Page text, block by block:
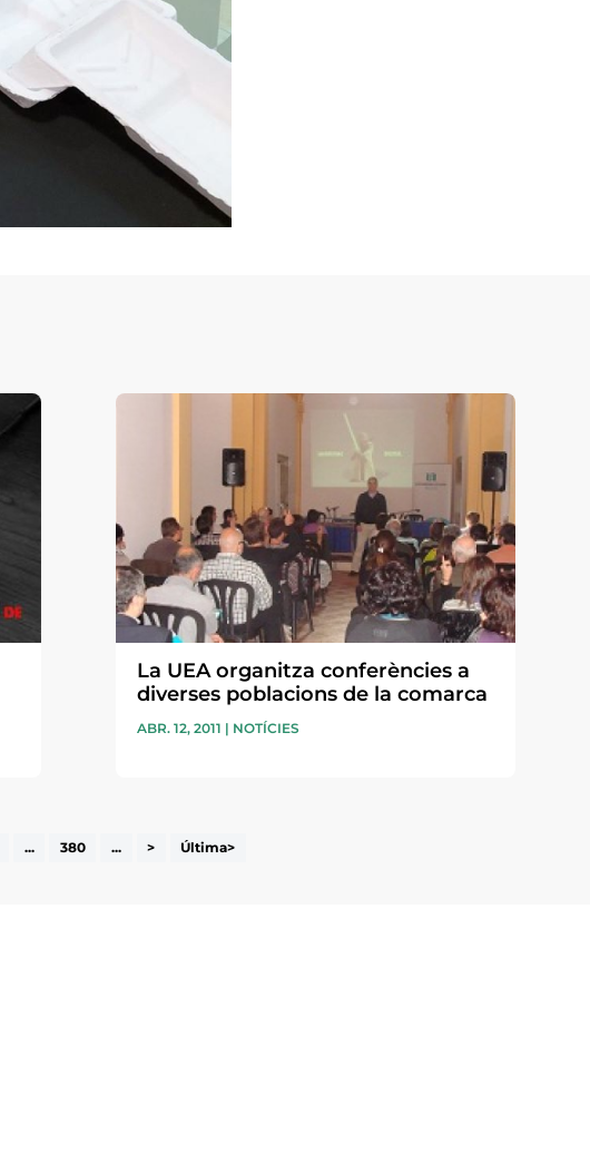
La UEA organitza conferències a
diverses poblacions de la comarca
ABR. 12, 2011 | NOTÍCIES
... 380 ... > Última>